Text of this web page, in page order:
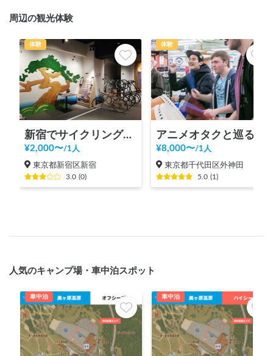
周辺の観光体験
体験
新宿でサイクリング！新宿御苑、明治神宮、代々木公園まで20分の好立地の観光案内所【INBOUND LEAGUE】から
¥2,000〜/1人
東京都新宿区新宿
3.0 (0)
体験
¥8,000〜/1人
東京都千代田区外神田
5.0 (1 )
人気のキャンプ場・車中泊スポット
車中泊 車中泊